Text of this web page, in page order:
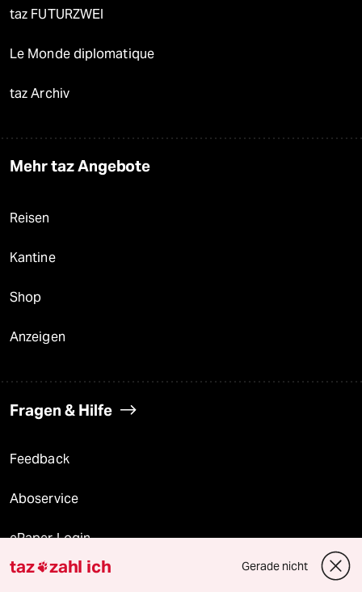
taz FUTURZWEI
Le Monde diplomatique
taz Archiv
Mehr taz Angebote
Reisen
Kantine
Shop
Anzeigen
Fragen & Hilfe
Feedback
Aboservice
ePaper Login
Downloads für Abonnierende
taz zahl ich Gerade nicht